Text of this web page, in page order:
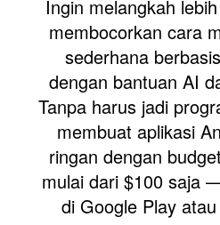
Ingin melangkah
membocorkan cara
sederhana
dengan bantuan AI
Tanpa harus jadi
membuat aplikasi
ringan dengan
mulai dari $100 saja
di Google Play